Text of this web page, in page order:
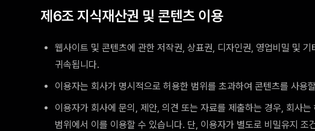
제6조 지식재산권 및 콘텐츠 이용
웹사이트 및 콘텐츠에 관한 저작권, 상표권, 디자인권, 영업비밀 및
귀속됩니다.
이용자는 회사가 명시적으로 허용한 범위를 초과하여 콘텐츠를 사용
이용자가 회사에 문의, 제안, 의견 또는 자료를 제출하는 경우, 회사
범위에서 이를 이용할 수 있습니다. 단, 이용자가 별도로 비밀유지